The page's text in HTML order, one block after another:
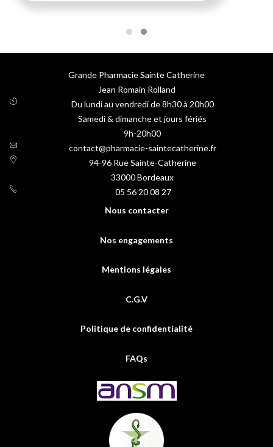
Grande Pharmacie Sainte Catherine
Jean Romain Rolland
Du lundi au vendredi de 8h30 à 20h00
Samedi & dimanche et jours fériés
9h-20h00
contact@pharmacie-saintecatherine.fr
94-96 Rue Sainte-Catherine
33000Bordeaux
05 56 20 08 27
Nous contacter
Nos engagements
Mentions légales
C.G.V
Politique de confidentialité
FAQs